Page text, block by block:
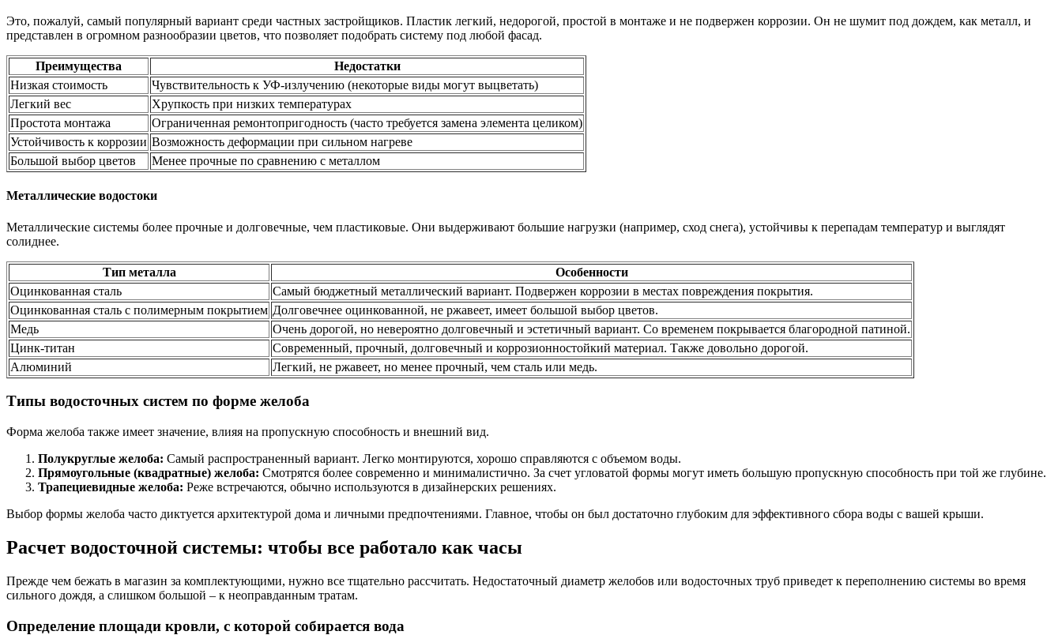
Это, пожалуй, самый популярный вариант среди частных застройщиков. Пластик легкий, недорогой, простой в монтаже и не подвержен коррозии. Он не шумит под дождем, как металл, и
представлен в огромном разнообразии цветов, что позволяет подобрать систему под любой фасад.
Преимущества
Недостатки
Низкая стоимость
Чувствительность к УФ-излучению (некоторые виды могут выцветать)
Легкий вес
Хрупкость при низких температурах
Простота монтажа
Ограниченная ремонтопригодность (часто требуется замена элемента целиком)
Устойчивость к коррозии Возможность деформации при сильном нагреве
Большой выбор цветов
Менее прочные по сравнению с металлом
Металлические водостоки
Металлические системы более прочные и долговечные, чем пластиковые. Они выдерживают большие нагрузки (например, сход снега), устойчивы к перепадам температур и выглядят
солиднее.
Тип металла
Особенности
Оцинкованная сталь
Самый бюджетный металлический вариант. Подвержен коррозии в местах повреждения покрытия.
Оцинкованная сталь с полимерным покрытием Долговечнее оцинкованной, не ржавеет, имеет большой выбор цветов.
Медь
Очень дорогой, но невероятно долговечный и эстетичный вариант. Со временем покрывается благородной патиной.
Цинк-титан
Современный, прочный, долговечный и коррозионностойкий материал. Также довольно дорогой.
Алюминий
Легкий, не ржавеет, но менее прочный, чем сталь или медь.
Типы водосточных систем по форме желоба
Форма желоба также имеет значение, влияя на пропускную способность и внешний вид.
Полукруглые желоба: Самый распространенный вариант. Легко монтируются, хорошо справляются с объемом воды.
Прямоугольные (квадратные) желоба: Смотрятся более современно и минималистично. За счет угловатой формы могут иметь большую пропускную способность при той же глубине.
Трапециевидные желоба: Реже встречаются, обычно используются в дизайнерских решениях.
Выбор формы желоба часто диктуется архитектурой дома и личными предпочтениями. Главное, чтобы он был достаточно глубоким для эффективного сбора воды с вашей крыши.
Расчет водосточной системы: чтобы все работало как часы
Прежде чем бежать в магазин за комплектующими, нужно все тщательно рассчитать. Недостаточный диаметр желобов или водосточных труб приведет к переполнению системы во время
сильного дождя, а слишком большой – к неоправданным тратам.
Определение площади кровли, с которой собирается вода